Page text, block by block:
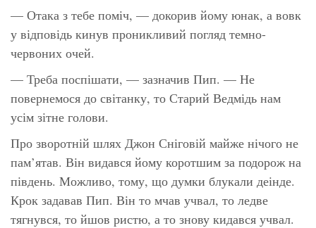
— Отака з тебе поміч, — докорив йому юнак, а вовк
у відповідь кинув проникливий погляд темно-
червоних очей.
— Треба поспішати, — зазначив Пип. — Не
повернемося до світанку, то Старий Ведмідь нам
усім зітне голови.
Про зворотній шлях Джон Сніговій майже нічого не
пам’ятав. Він видався йому коротшим за подорож на
південь. Можливо, тому, що думки блукали деінде.
Крок задавав Пип. Він то мчав учвал, то ледве
тягнувся, то йшов ристю, а то знову кидався учвал.